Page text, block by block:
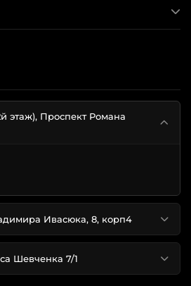
этаж), Проспект Романа
Ивасюка, 8, корп4
Шевченка 7/1